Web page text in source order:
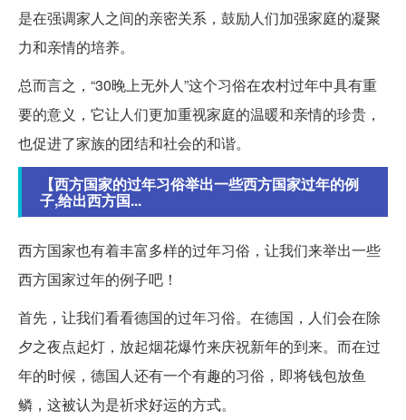
是在强调家人之间的亲密关系，鼓励人们加强家庭的凝聚
力和亲情的培养。
总而言之，“30晚上无外人”这个习俗在农村过年中具有重
要的意义，它让人们更加重视家庭的温暖和亲情的珍贵，
也促进了家族的团结和社会的和谐。
【西方国家的过年习俗举出一些西方国家过年的例
子,给出西方国...
西方国家也有着丰富多样的过年习俗，让我们来举出一些
西方国家过年的例子吧！
首先，让我们看看德国的过年习俗。在德国，人们会在除
夕之夜点起灯，放起烟花爆竹来庆祝新年的到来。而在过
年的时候，德国人还有一个有趣的习俗，即将钱包放鱼
鳞，这被认为是祈求好运的方式。